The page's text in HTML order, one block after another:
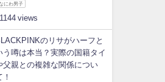
にわ男子
のリサがハーフと
う噂は本当？実際の国籍タイ
父親との複雑な関係につい
！